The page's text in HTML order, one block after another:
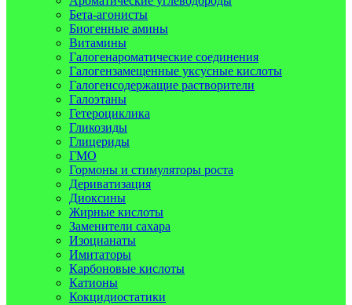
Бета-агонисты
Биогенные амины
Витамины
Галогенароматические соединения
Галогензамещенные уксусные кислоты
Галогенсодержащие растворители
Галоэтаны
Гетероциклика
Гликозиды
Глицериды
ГМО
Гормоны и стимуляторы роста
Дериватизация
Диоксины
Жирные кислоты
Заменители сахара
Изоцианаты
Имитаторы
Карбоновые кислоты
Катионы
Кокцидиостатики